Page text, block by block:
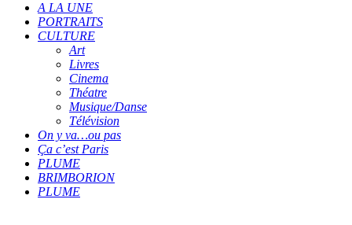
A LA UNE
PORTRAITS
CULTURE
Art
Livres
Cinema
Théatre
Musique/Danse
Télévision
On y va…ou pas
Ça c’est Paris
PLUME
BRIMBORION
PLUME